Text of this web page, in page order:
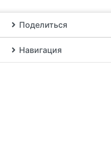
Поделиться
Навигация